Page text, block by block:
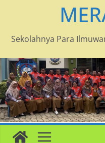
Sekolahnya Para